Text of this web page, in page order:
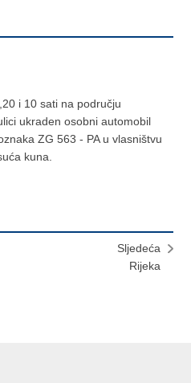
i 10 sati na području
ukraden osobni automobil
ZG 563 - PA u vlasništvu
kuna.
Sljedeća
Rijeka